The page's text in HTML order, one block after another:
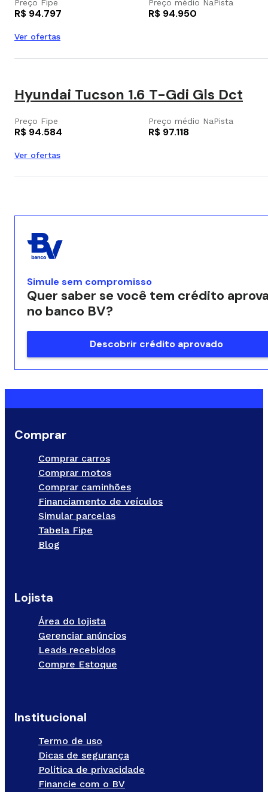
Preço Fipe
R$ 94.797
Preço médio NaPista
R$ 94.950
Ver ofertas
Hyundai Tucson 1.6 T-Gdi Gls Dct
Preço Fipe
R$ 94.584
Preço médio NaPista
R$ 97.118
Ver ofertas
Simule sem compromisso
Quer saber se você tem crédito
no banco BV?
Descobrir crédito aprovado
Comprar
Comprar carros
Comprar motos
Comprar caminhões
Financiamento de veículos
Simular parcelas
Tabela Fipe
Blog
Lojista
Área do lojista
Gerenciar anúncios
Leads recebidos
Compre Estoque
Institucional
Termo de uso
Dicas de segurança
Política de privacidade
Financie com o BV